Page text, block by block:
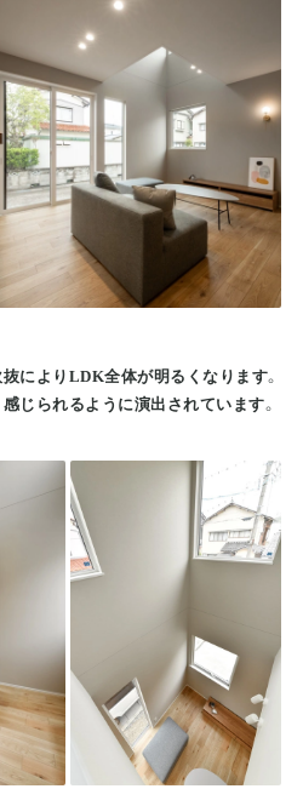
によりLDK全体が明るくなります。
じられるように演出されています。